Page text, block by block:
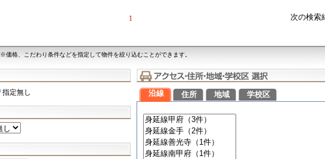
1 次の検
※価格、こだわり条件などを指定して物件を絞り込むことができます。
指定無し 沿線 住所 地域 学校区